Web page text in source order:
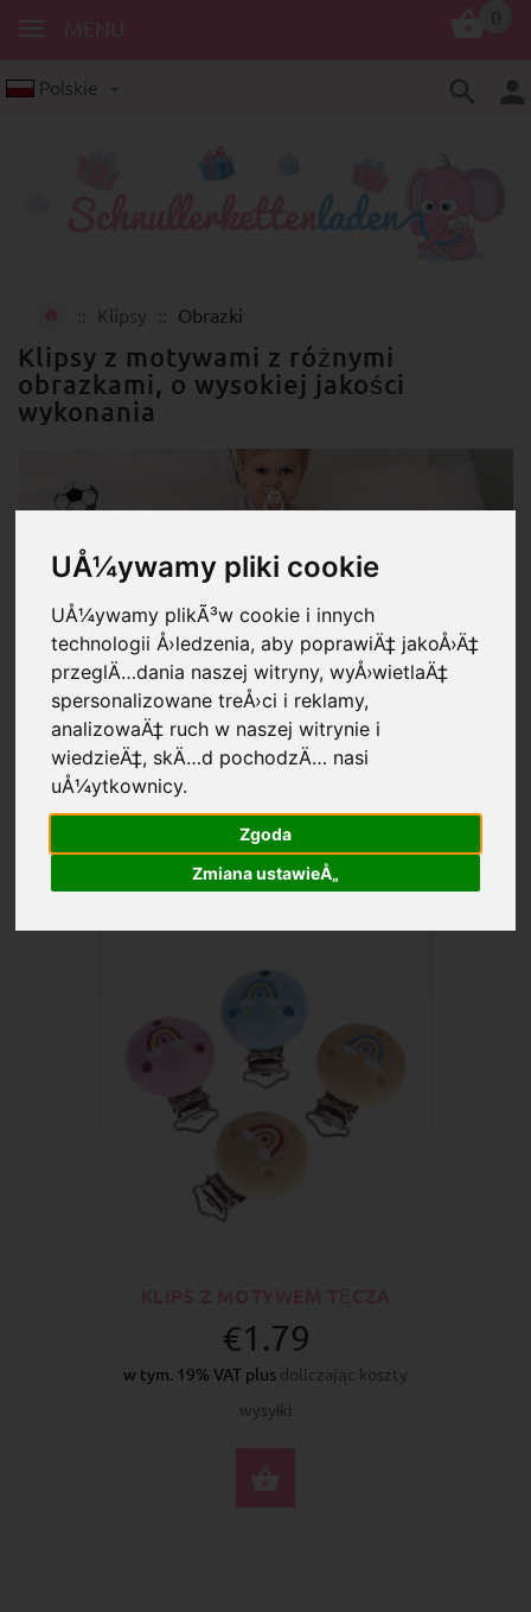
UÅ¼ywamy pliki cookie
UÅ¼ywamy plikÃ³w cookie i innych
technologii Å›ledzenia, aby poprawiÄ‡ jakoÅ›Ä‡
przeglÄ…dania naszej witryny, wyÅ›wietlaÄ‡
spersonalizowane treÅ›ci i reklamy,
analizowaÄ‡ ruch w naszej witrynie i
wiedzieÄ‡, skÄ…d pochodzÄ… nasi
uÅ¼ytkownicy.
Zgoda
Zmiana ustawieÅ„
Polskie
Klipsy Obrazki
Klipsy z motywami z różnymi
obrazkami, o wysokiej jakości
wykonania
klipsy z motywem do łańcuszka do smoczka
szczególnie piękne – naniesiono na nie zabawne motywy
bogate w detale ! Farby i lakiery zastosowane do tych
pokrytych obrazkami drewnianych klipsów do
akcesoriów dla niemowląt
dzieci.
€1.79
w tym. 19% VAT plus doliczając koszty
wysyłki